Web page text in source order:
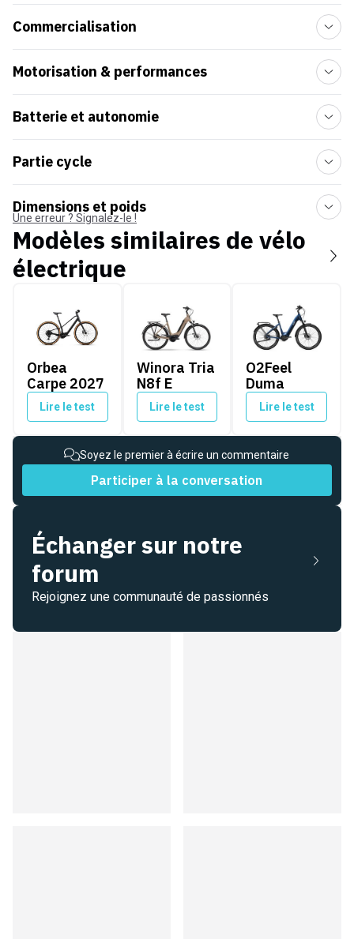
Commercialisation
Motorisation & performances
Batterie et autonomie
Partie cycle
Dimensions et poids
Une erreur ? Signalez-le !
Modèles similaires de vélo
électrique
Orbea
Carpe 2027
Lire le test
Winora Tria N8f E
Winora Tria
N8f E
Lire le test
O2Feel Duma
O2Feel
Duma
Lire le test
Soyez le premier à écrire un commentaire
Participer à la conversation
Échanger sur notre
forum
Rejoignez une communauté de passionnés